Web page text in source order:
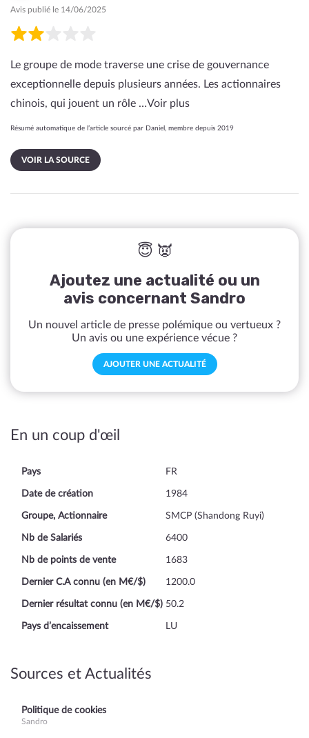
Avis publié le 14/06/2025
Le groupe de mode traverse une crise de gouvernance
exceptionnelle depuis plusieurs années. Les actionnaires
chinois, qui jouent un rôle …Voir plus
Résumé automatique de l’article sourcé par Daniel, membre depuis 2019
VOIR LA SOURCE
😇 👿
Ajoutez une actualité ou un
avis concernant Sandro
Un nouvel article de presse polémique ou vertueux ?
Un avis ou une expérience vécue ?
AJOUTER UNE ACTUALITÉ
En un coup d'œil
Pays FR
Date de création 1984
Groupe, Actionnaire SMCP (Shandong Ruyi)
Nb de Salariés 6400
Nb de points de vente 1683
Dernier C.A connu (en M€/$) 1200.0
Dernier résultat connu (en M€/$) 50.2
Pays d’encaissement LU
Sources et Actualités
Politique de cookies
Sandro